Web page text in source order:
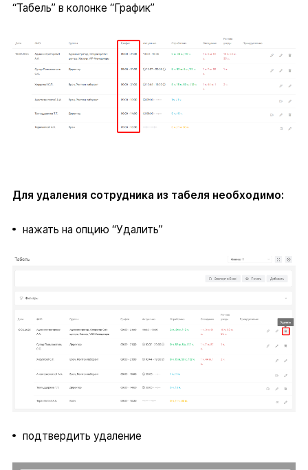
“Табель” в колонке “График”
Для удаления сотрудника из табеля необходимо:
нажать на опцию “Удалить”
подтвердить удаление